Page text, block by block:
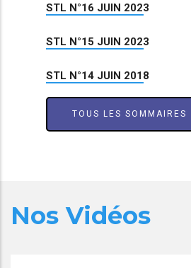
STL N°16 JUIN 2023
STL N°15 JUIN 2023
STL N°14 JUIN 2018
TOUS LES SOMMAIRES
Nos Vidéos